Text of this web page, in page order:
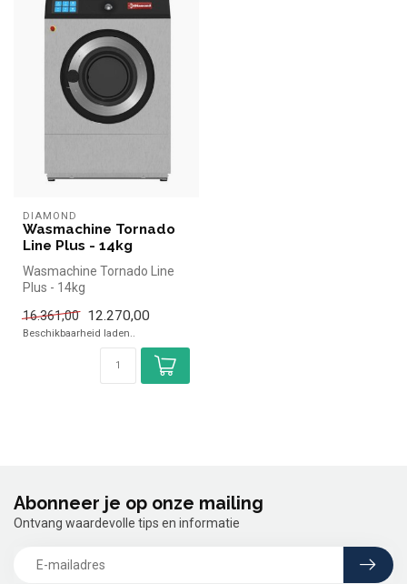
DIAMOND
Wasmachine Tornado
Line Plus - 14kg
Wasmachine Tornado Line
Plus - 14kg
16.361,00
12.270,00
Beschikbaarheid laden..
Abonneer je op onze mailing
Ontvang waardevolle tips en informatie